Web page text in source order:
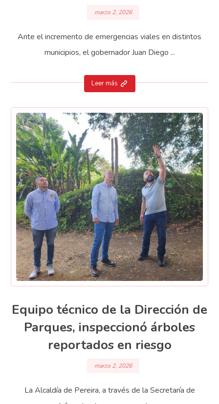
marzo 2, 2026
Ante el incremento de emergencias viales en distintos
municipios, el gobernador Juan Diego ...
Leer más
Equipo técnico de la Dirección de
Parques, inspeccionó árboles
reportados en riesgo
marzo 2, 2026
La Alcaldía de Pereira, a través de la Secretaría de